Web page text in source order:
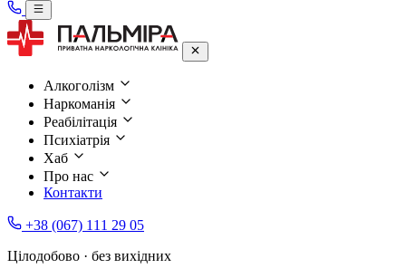
Алкоголізм
Наркоманія
Реабілітація
Психіатрія
Хаб
Про нас
Контакти
+38 (067) 111 29 05
Цілодобово · без вихідних